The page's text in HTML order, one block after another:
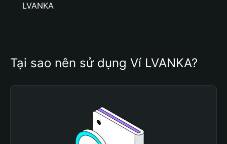
LVANKA
Tại sao nên sử dụng Ví LVANKA?